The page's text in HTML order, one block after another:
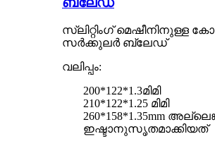
സ്ലിറ്റിംഗ് മെഷീനിനുള്ള
സർക്കുലർ ബ്ലേഡ്
വലിപ്പം:
200*122*1.3മിമി
210*122*1.25 മിമി
260*158*1.35mm
ഇഷ്ടാനുസൃതമാക്കിയത്